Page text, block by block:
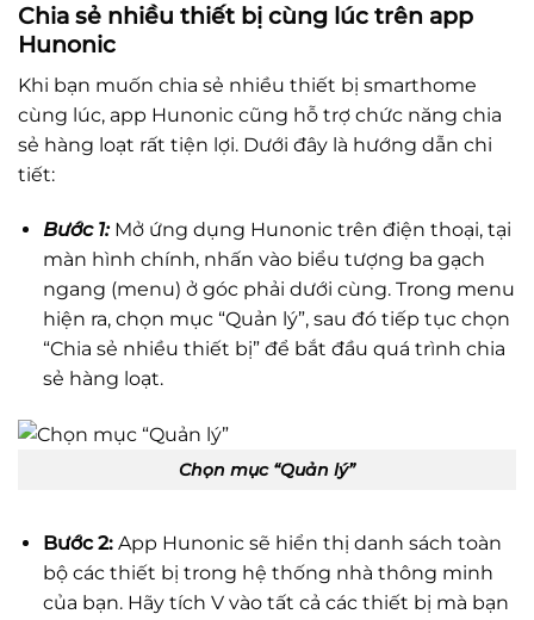
Chia sẻ nhiều thiết bị cùng lúc trên app
Hunonic
Khi bạn muốn chia sẻ nhiều thiết bị smarthome
cùng lúc, app Hunonic cũng hỗ trợ chức năng chia
sẻ hàng loạt rất tiện lợi. Dưới đây là hướng dẫn chi
tiết:
Bước 1:Mở ứng dụng Hunonic trên điện thoại, tại
màn hình chính, nhấn vào biểu tượng ba gạch
ngang (menu) ở góc phải dưới cùng. Trong menu
hiện ra, chọn mục “Quản lý”, sau đó tiếp tục chọn
“Chia sẻ nhiều thiết bị” để bắt đầu quá trình chia
sẻ hàng loạt.
Chọn mục “Quản lý”
Bước 2:App Hunonic sẽ hiển thị danh sách toàn
bộ các thiết bị trong hệ thống nhà thông minh
của bạn. Hãy tích V vào tất cả các thiết bị mà bạn